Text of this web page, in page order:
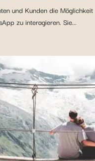
und Kunden die Möglichkeit
zu interagieren. Sie...